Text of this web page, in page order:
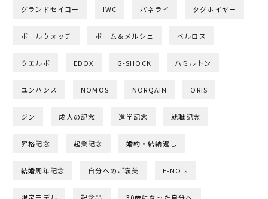
グランドセイコー IWC パネライ タグホイヤー
ボールウォッチ ボーム＆メルシェ ベルロス
クエルボ EDOX G-SHOCK ハミルトン
ユンハンス NOMOS NORQAIN ORIS
ジン 成人の記念 進学記念 就職記念
昇格記念 起業記念 婚約・結納返し
結婚周年記念 自分へのご褒美 E-NO's
限定モデル 記念品 30歳になった自分へ